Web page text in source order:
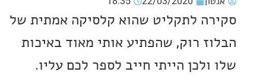
לתקליט שהוא קלסיקה אמתית של
רוק, שהפתיע אותי מאוד באיכות
הייתי חייב לספר לכם עליו.